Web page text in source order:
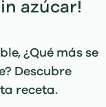
azúcar!
¿Qué más se
Descubre
receta.